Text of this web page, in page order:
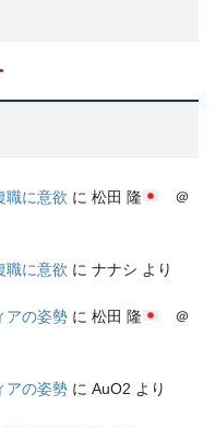
職に意欲 に 松田 隆
＠
職に意欲 に ナナシ より
アの姿勢 に 松田 隆
＠
アの姿勢 に AuO2 より